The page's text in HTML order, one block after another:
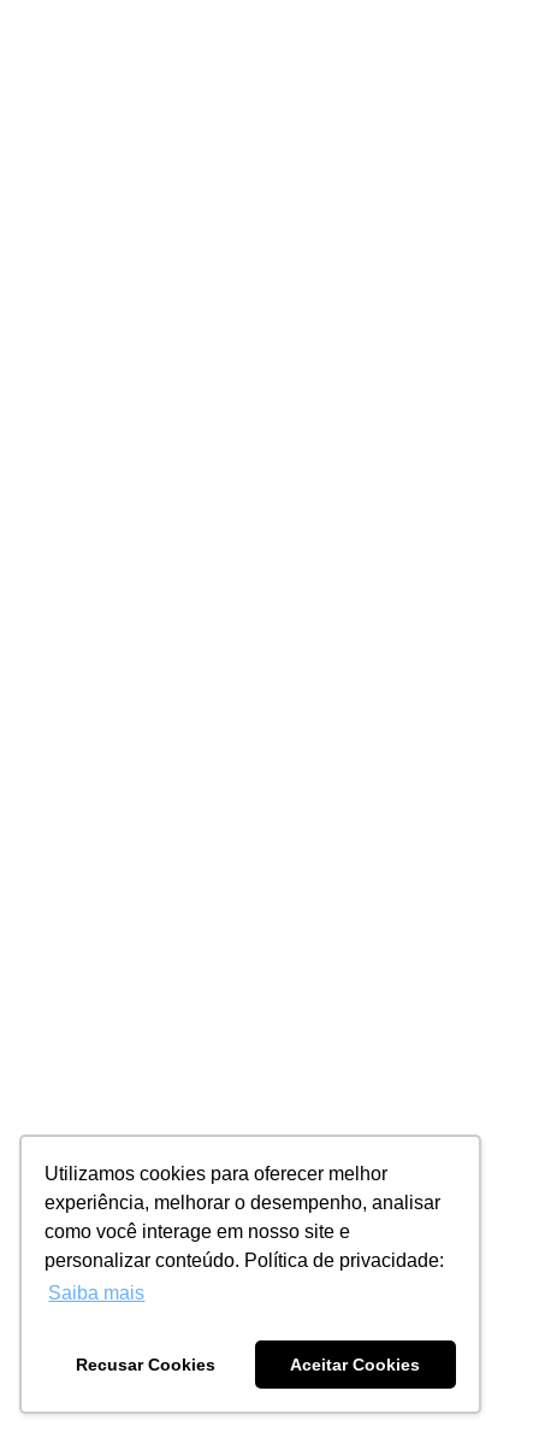
Utilizamos cookies para oferecer melhor
experiência, melhorar o desempenho, analisar
como você interage em nosso site e
personalizar conteúdo. Política de privacidade:
Saiba mais
Recusar Cookies Aceitar Cookies